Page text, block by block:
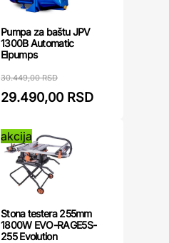
Pumpa za baštu JPV
1300B Automatic
Elpumps
30.449,00 RSD
29.490,00 RSD
akcija
Stona testera 255mm
1800W EVO-RAGE5S-
255 Evolution